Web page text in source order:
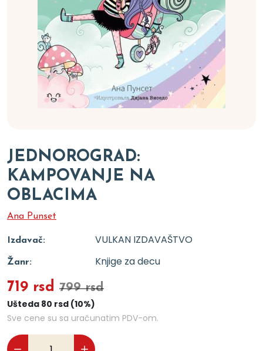
JEDNOROGRAD:
KAMPOVANJE NA
OBLACIMA
Ana Punset
Izdavač: VULKAN IZDAVAŠTVO
Žanr: Knjige za decu
719 rsd 799 rsd
Ušteda 80 rsd (10%)
Sve cene su sa uračunatim PDV-om.